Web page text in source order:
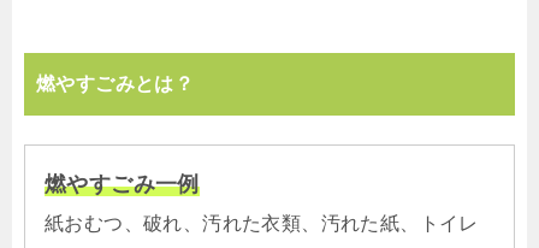
燃やすごみとは？
燃やすごみ一例
紙おむつ、破れ、汚れた衣類、汚れた紙、トイレ